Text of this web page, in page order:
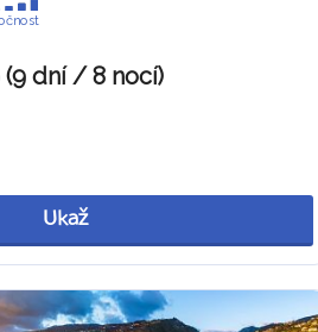
(9 dní / 8 nocí)
Ukaž